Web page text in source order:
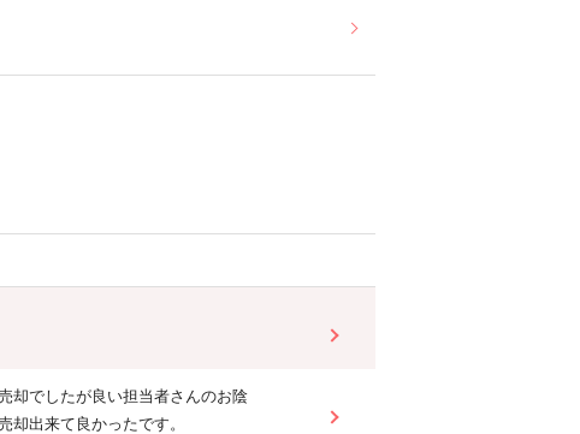
却でしたが良い担当者さんのお陰
却出来て良かったです。